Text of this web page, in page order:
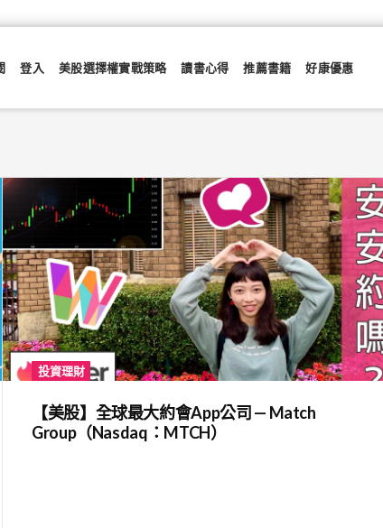
登入 美股選擇權實戰策略 讀書心得 推薦書籍 好康優惠
投資理財
【美股】全球最大約會App公司 — Match
Group（Nasdaq：MTCH）